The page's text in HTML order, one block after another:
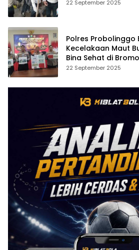
22 September 2025
Polres Probolinggo
Kecelakaan Maut
Bina Sehat di Bromo
22 September 2025